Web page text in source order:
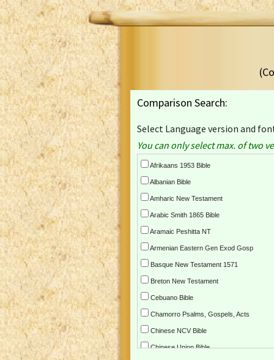
Comparison Search:
Select Language version and
You can only select max. of two
Afrikaans 1953 Bible
Albanian Bible
Amharic New Testament
Arabic Smith 1865 Bible
Aramaic Peshitta NT
Armenian Eastern Gen Exod Gosp
Basque New Testament 1571
Breton New Testament
Cebuano Bible
Chamorro Psalms, Gospels, Acts
Chinese NCV Bible
Chinese Union Bible